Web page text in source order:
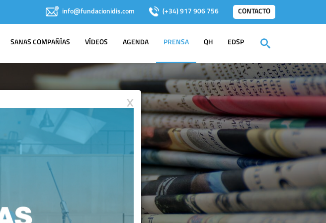
info@fundacionidis.com (+34) 917 906 756 CONTACTO
SANAS COMPAÑÍAS VÍDEOS AGENDA PRENSA QH EDSP
MEDIOS
X